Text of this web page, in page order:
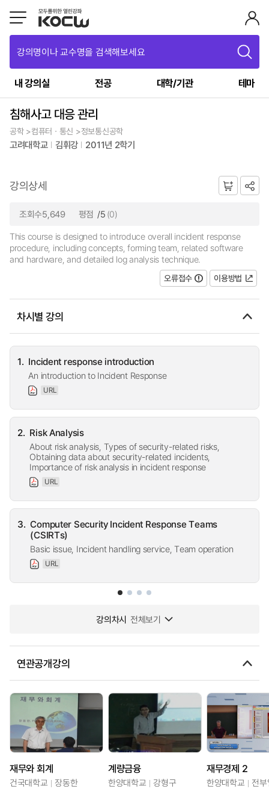
강의명이나 교수명을 검색해보세요
내 강의실 전공 대학/기관 테마
침해사고 대응 관리
공학 >컴퓨터ㆍ통신 >정보통신공학
고려대학교 김휘강 2011년 2학기
강의상세
조회수5,649 평점 /5 (0)
This course is designed to introduce overall incident response
procedure, including concepts, forming team, related software
and hardware, and detailed log analysis technique.
오류접수
이용방법
차시별 강의
1. Incident response introduction
An introduction to Incident Response
URL
2. Risk Analysis
About risk analysis, Types of security-related risks,
Obtaining data about security-related incidents,
Importance of risk analysis in incident response
URL
3. Computer Security Incident Response Teams
(CSIRTs)
Basic issue, Incident handling service, Team operation
URL
강의차시 전체보기
연관공개강의
재무와 회계
건국대학교 장동한
계량금융
한양대학교 강형구
재무경제 2
한양대학교 전